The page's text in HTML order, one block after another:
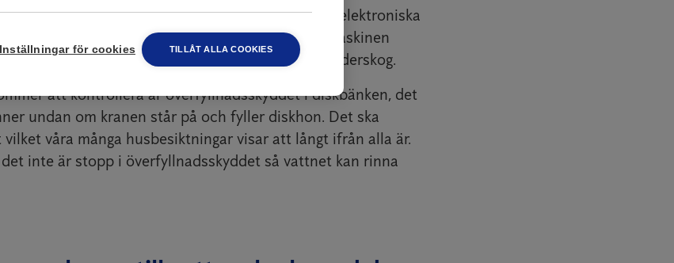
ett litet vred på kökskranen. Numera finns det elektroniska
som aktiverar vattentillförseln till diskmaskinen
sedan automatiskt kopplas bort, säger Mikael Aderskog.
att kontrollera är överfyllnadsskyddet i diskbänken, det
undan om kranen står på och fyller diskhon. Det ska
våra många husbesiktningar visar att långt ifrån alla är.
inte är stopp i överfyllnadsskyddet så vattnet kan rinna
Inställningar för cookies TILLÅT ALLA COOKIES